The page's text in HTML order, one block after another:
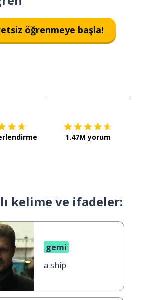
öğrenmeye başla!
1.47M yorum
kelime ve ifadeler:
gemi
a ship